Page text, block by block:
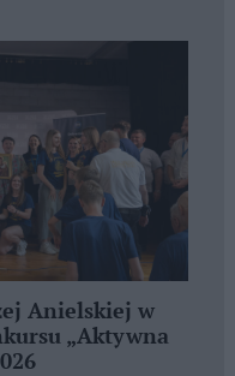
Anielskiej w
„Aktywna